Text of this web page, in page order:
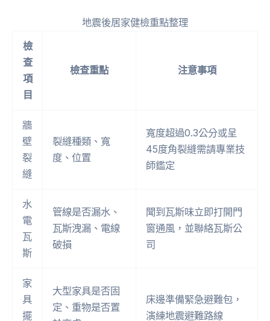
地震後居家健檢重點整理
檢
查
項
目
檢查重點 注意事項
牆
壁
裂
縫
裂縫種類、寬
度、位置
寬度超過0.3公分或呈
45度角裂縫需請專業技
師鑑定
水
電
瓦
斯
管線是否漏水、
瓦斯洩漏、電線
破損
聞到瓦斯味立即打開門
窗通風，並聯絡瓦斯公
司
家
具
擺
大型家具是否固
定、重物是否置
床邊準備緊急避難包，
演練地震避難路線